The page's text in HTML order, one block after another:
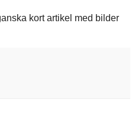
kort artikel med bilder